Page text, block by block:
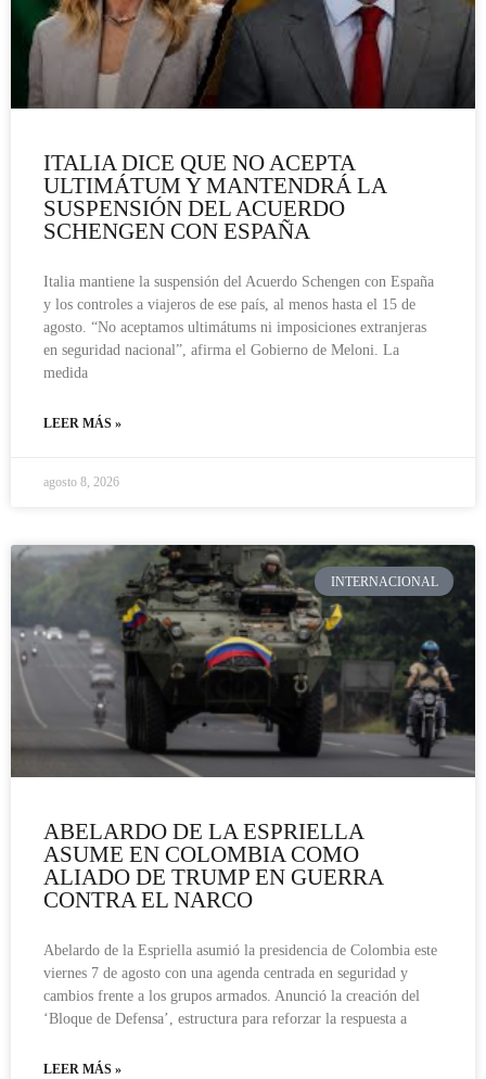
ITALIA DICE QUE NO ACEPTA
ULTIMÁTUM Y MANTENDRÁ LA
SUSPENSIÓN DEL ACUERDO
SCHENGEN CON ESPAÑA
Italia mantiene la suspensión del Acuerdo Schengen con España
y los controles a viajeros de ese país, al menos hasta el 15 de
agosto. “No aceptamos ultimátums ni imposiciones extranjeras
en seguridad nacional”, afirma el Gobierno de Meloni. La
medida
LEER MÁS »
agosto 8, 2026
INTERNACIONAL
ABELARDO DE LA ESPRIELLA
ASUME EN COLOMBIA COMO
ALIADO DE TRUMP EN GUERRA
CONTRA EL NARCO
Abelardo de la Espriella asumió la presidencia de Colombia este
viernes 7 de agosto con una agenda centrada en seguridad y
cambios frente a los grupos armados. Anunció la creación del
‘Bloque de Defensa’, estructura para reforzar la respuesta a
LEER MÁS »